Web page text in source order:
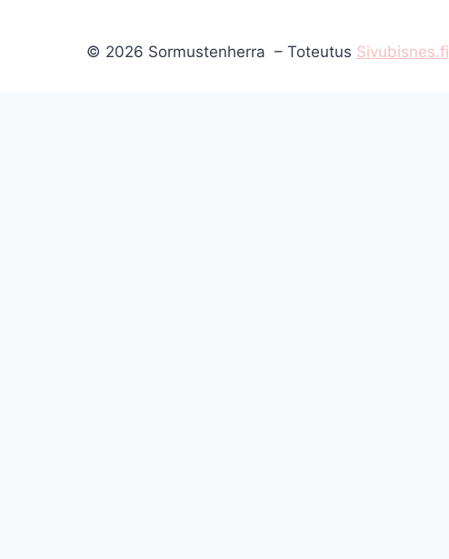
© 2026 Sormustenherra – Toteutus Sivubisnes.fi